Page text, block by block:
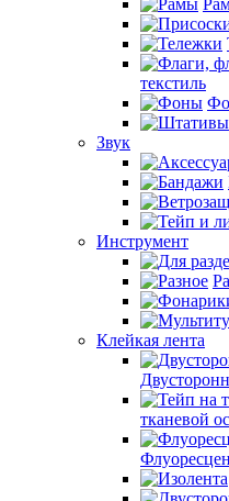
текстиль
Звук
Инструмент
Клейкая лента
тканевой